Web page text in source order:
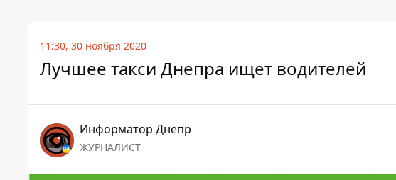
11:30, 30 ноября 2020
Лучшее такси Днепра ищет водителей
Информатор Днепр
ЖУРНАЛИСТ